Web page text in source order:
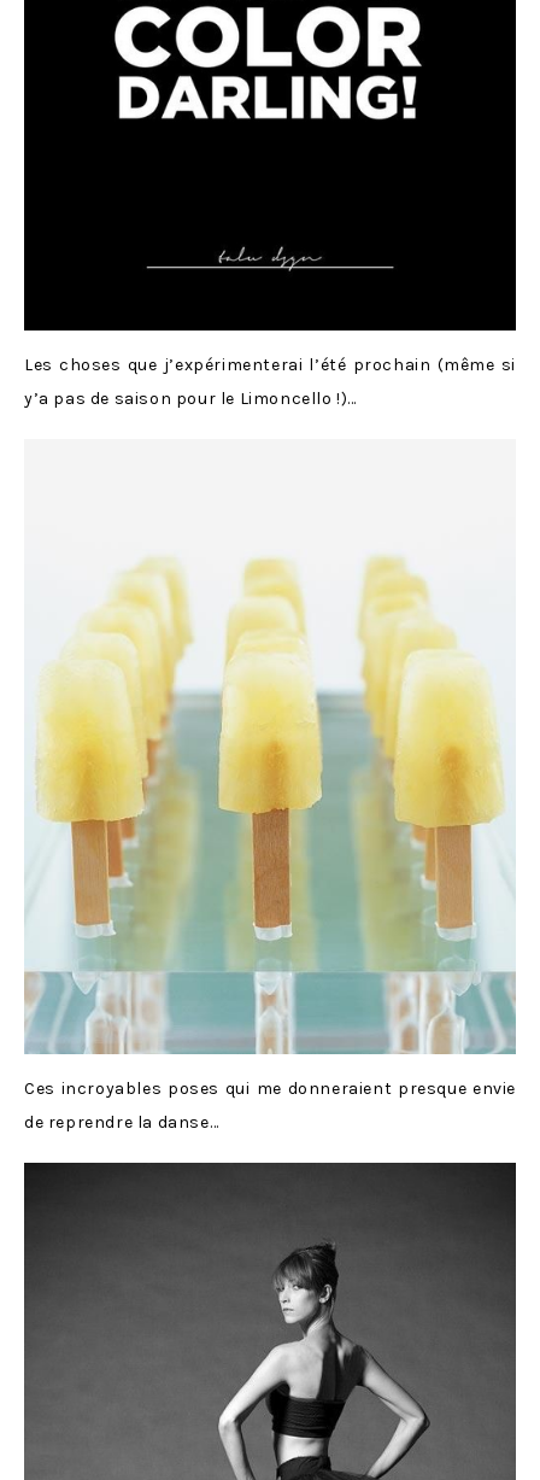
Les choses que j’expérimenterai l’été prochain (même si
y’a pas de saison pour le Limoncello !)…
Ces incroyables poses qui me donneraient presque envie
de reprendre la danse…